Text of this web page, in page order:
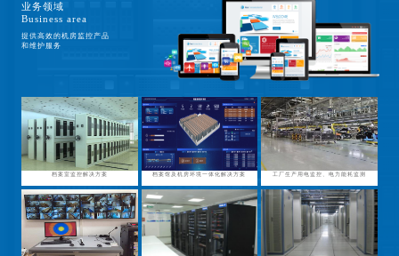
业务领域
Business area
提供高效的机房监控产品
和维护服务
档案室监控解决方案 档案馆及机房环境一体化解决方案 工厂生产用电监控、电力能耗监测